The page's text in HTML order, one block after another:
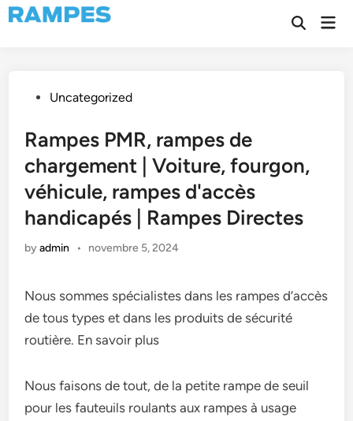
Skip
to
Open
PostedUncategorized
Rampes PMR, rampes de
chargement | Voiture, fourgon,
véhicule, rampes d'accès
handicapés | Rampes Directes
byadmin • novembre 5, 2024
Nous sommes spécialistes dans les rampes d’accès
de tous types et dans les produits de sécurité
routière. En savoir plus
Nous faisons de tout, de la petite rampe de seuil
pour les fauteuils roulants aux rampes à usage